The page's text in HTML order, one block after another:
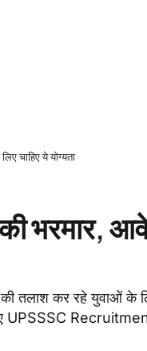
चाहिए ये योग्यता
भरमार,
तलाश कर रहे युवाओं के
UPSSSC